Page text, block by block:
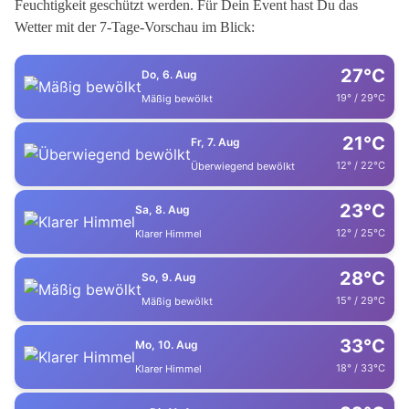
Feuchtigkeit geschützt werden. Für Dein Event hast Du das
Wetter mit der 7-Tage-Vorschau im Blick:
Do, 6. Aug
Mäßig bewölkt
27°C
19° / 29°C
Fr, 7. Aug
Überwiegend bewölkt
21°C
12° / 22°C
Sa, 8. Aug
Klarer Himmel
23°C
12° / 25°C
So, 9. Aug
Mäßig bewölkt
28°C
15° / 29°C
Mo, 10. Aug
Klarer Himmel
33°C
18° / 33°C